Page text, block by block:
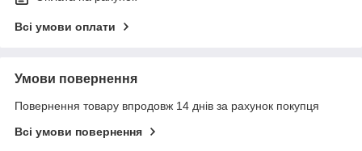
Всі умови оплати
Умови повернення
Повернення товару впродовж 14 днів за рахунок покупця
Всі умови повернення